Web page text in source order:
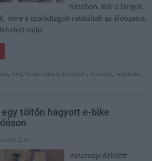
házában. Bár a lángok
mire a családtagok rátaláltak az áldozatra,
rajta.
, füst, füstérzékelő, Jászkisér, lakástűz, tragédia,
töltőn hagyott e-bike
Zsolt
Vasárnap délelőtt